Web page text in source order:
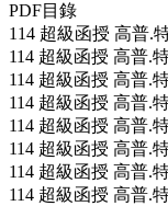
PDF目錄
114 超級函授 高普.
114 超級函授 高普.
114 超級函授 高普.
114 超級函授 高普.
114 超級函授 高普.
114 超級函授 高普.
114 超級函授 高普.
114 超級函授 高普.